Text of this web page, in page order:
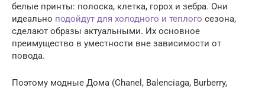
белые принты: полоска, клетка, горох и зебра. Они
идеально подойдут для холодного и теплого сезона,
сделают образы актуальными. Их основное
преимущество в уместности вне зависимости от
повода.
Поэтому модные Дома (Chanel, Balenciaga, Burberry,